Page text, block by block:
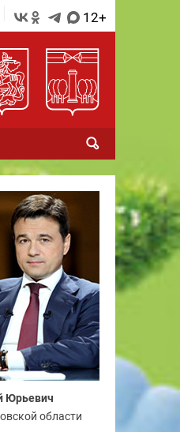
12+
Юрьевич
области